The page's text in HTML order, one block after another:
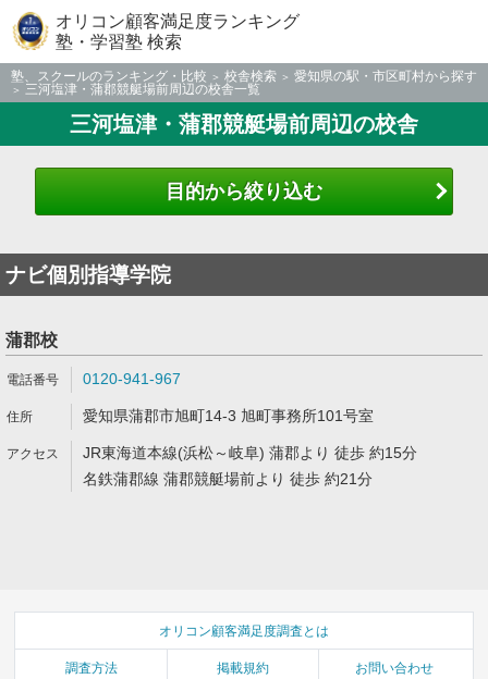
オリコン顧客満足度ランキング
塾・学習塾 検索
塾、スクールのランキング・比較 校舎検索
愛知県の駅・市区町村から探す
三河塩津・蒲郡競艇場前周辺の校舎一覧
三河塩津・蒲郡競艇場前周辺の校舎
目的から絞り込む
ナビ個別指導学院
蒲郡校
0120-941-967
愛知県蒲郡市旭町14-3 旭町事務所101号室
JR東海道本線(浜松～岐阜) 蒲郡より 徒歩 約15分
名鉄蒲郡線 蒲郡競艇場前より 徒歩 約21分
オリコン顧客満足度調査とは
調査方法 掲載規約 お問い合わせ